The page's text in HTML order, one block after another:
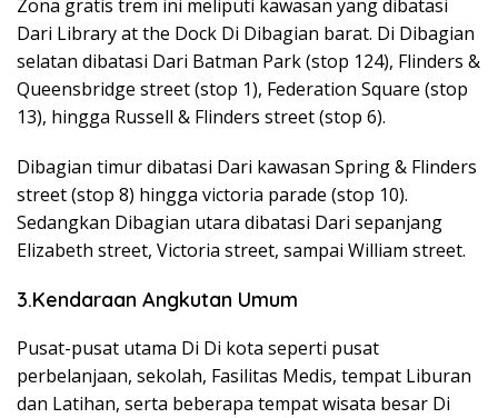
Zona gratis trem ini meliputi kawasan yang dibatasi
Dari Library at the Dock Di Dibagian barat. Di Dibagian
selatan dibatasi Dari Batman Park (stop 124), Flinders &
Queensbridge street (stop 1), Federation Square (stop
13), hingga Russell & Flinders street (stop 6).
Dibagian timur dibatasi Dari kawasan Spring & Flinders
street (stop 8) hingga victoria parade (stop 10).
Sedangkan Dibagian utara dibatasi Dari sepanjang
Elizabeth street, Victoria street, sampai William street.
3.Kendaraan Angkutan Umum
Pusat-pusat utama Di Di kota seperti pusat
perbelanjaan, sekolah, Fasilitas Medis, tempat Liburan
dan Latihan, serta beberapa tempat wisata besar Di